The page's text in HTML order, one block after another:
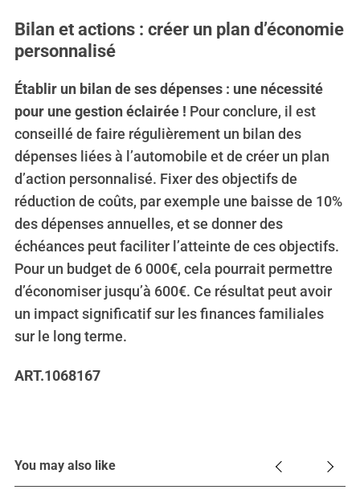
Bilan et actions : créer un plan d’économie
personnalisé
Établir un bilan de ses dépenses : une nécessité
pour une gestion éclairée ! Pour conclure, il est
conseillé de faire régulièrement un bilan des
dépenses liées à l’automobile et de créer un plan
d’action personnalisé. Fixer des objectifs de
réduction de coûts, par exemple une baisse de 10%
des dépenses annuelles, et se donner des
échéances peut faciliter l’atteinte de ces objectifs.
Pour un budget de 6 000€, cela pourrait permettre
d’économiser jusqu’à 600€. Ce résultat peut avoir
un impact significatif sur les finances familiales
sur le long terme.
ART.1068167
You may also like